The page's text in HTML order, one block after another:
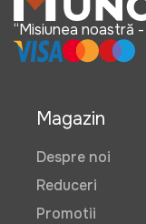
“Misiunea noastră
Magazin
Despre noi
Reduceri
Promotii